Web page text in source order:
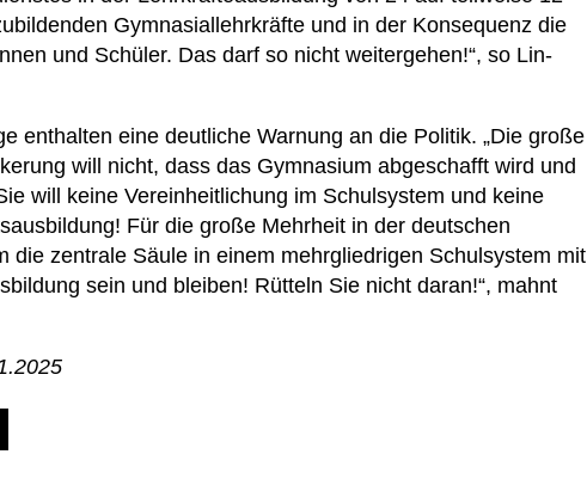
Gymnasiallehrkräfte und in der Konsequenz die
und Schüler. Das darf so nicht weitergehen!“, so Lin-
enthalten eine deutliche Warnung an die Politik. „Die große
will nicht, dass das Gymnasium abgeschafft wird und
will keine Vereinheitlichung im Schulsystem und keine
Für die große Mehrheit in der deutschen
die zentrale Säule in einem mehrgliedrigen Schulsystem mit
sein und bleiben! Rütteln Sie nicht daran!“, mahnt